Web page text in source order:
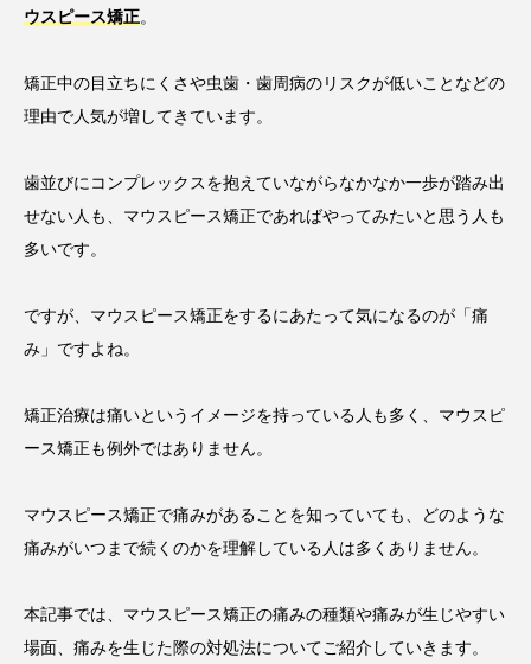
マウスピース矯正
ウスピース矯正。
矯正中の目立ちにくさや虫歯・歯周病のリスクが低いことなどの
理由で人気が増してきています。
歯並びにコンプレックスを抱えていながらなかなか一歩が踏み出
せない人も、マウスピース矯正であればやってみたいと思う人も
多いです。
ですが、マウスピース矯正をするにあたって気になるのが「痛
み」ですよね。
矯正治療は痛いというイメージを持っている人も多く、マウスピ
ース矯正も例外ではありません。
マウスピース矯正で痛みがあることを知っていても、どのような
痛みがいつまで続くのかを理解している人は多くありません。
本記事では、マウスピース矯正の痛みの種類や痛みが生じやすい
場面、痛みを生じた際の対処法についてご紹介していきます。